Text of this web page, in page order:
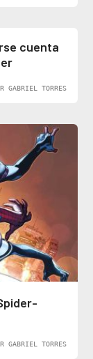
cuenta
GABRIEL TORRES
GABRIEL TORRES